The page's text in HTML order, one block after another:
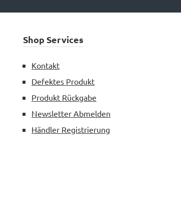
Shop Services
Kontakt
Defektes Produkt
Produkt Rückgabe
Newsletter Abmelden
Händler Registrierung